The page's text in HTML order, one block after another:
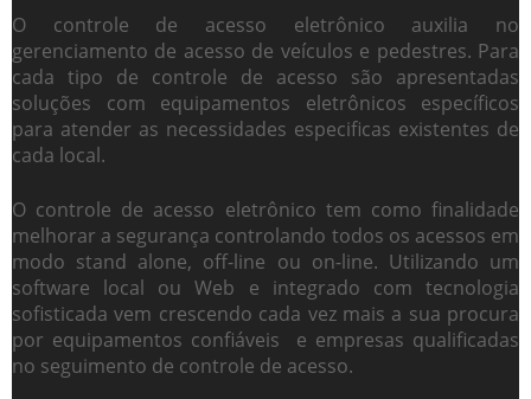
O controle de acesso eletrônico auxilia no
gerenciamento de acesso de veículos e pedestres. Para
cada tipo de controle de acesso são apresentadas
soluções com equipamentos eletrônicos específicos
para atender as necessidades especificas existentes de
cada local.
O controle de acesso eletrônico tem como finalidade
melhorar a segurança controlando todos os acessos em
modo stand alone, off-line ou on-line. Utilizando um
software local ou Web e integrado com tecnologia
sofisticada vem crescendo cada vez mais a sua procura
por equipamentos confiáveis e empresas qualificadas
no seguimento de controle de acesso.